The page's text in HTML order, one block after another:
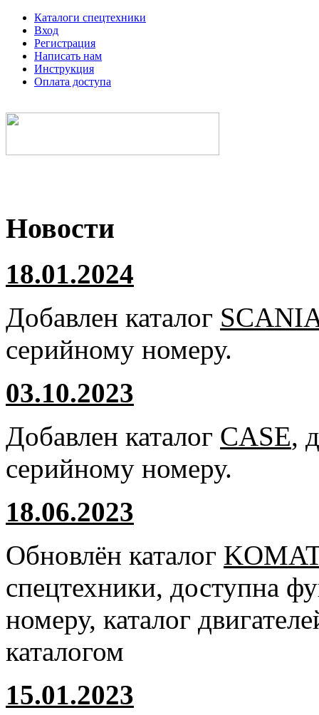
Каталоги спецтехники
Вход
Регистрация
Написать нам
Инструкция
Оплата доступа
Новости
18.01.2024
Добавлен каталог
серийному номеру.
03.10.2023
Добавлен каталог CASE,
серийному номеру.
18.06.2023
Обновлён каталог
спецтехники, доступна
номеру, каталог
каталогом
15.01.2023